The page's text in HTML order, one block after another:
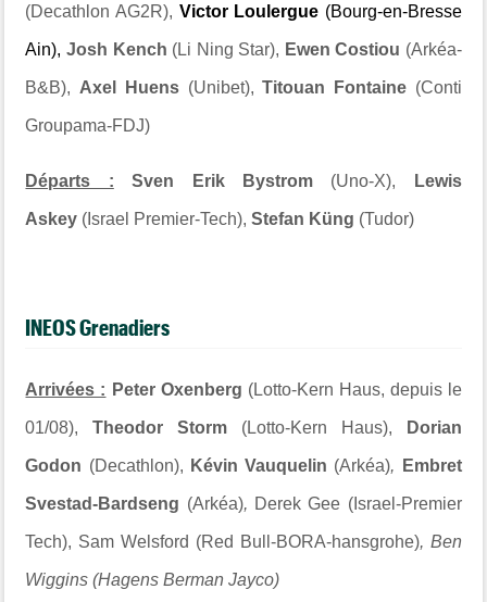
(Decathlon AG2R), Victor Loulergue (Bourg-en-Bresse
Ain), Josh Kench (Li Ning Star), Ewen Costiou (Arkéa-
B&B), Axel Huens(Unibet),Titouan Fontaine(Conti
Groupama-FDJ)
Départs : Sven Erik Bystrom(Uno-X), Lewis
Askey (Israel Premier-Tech), Stefan Küng (Tudor)
INEOS Grenadiers
Arrivées : Peter Oxenberg (Lotto-Kern Haus, depuis le
01/08),Theodor Storm (Lotto-Kern Haus), Dorian
Godon (Decathlon), Kévin Vauquelin (Arkéa), Embret
Svestad-Bardseng (Arkéa), Derek Gee (Israel-Premier
Tech), Sam Welsford (Red Bull-BORA-hansgrohe), Ben
Wiggins (Hagens Berman Jayco)